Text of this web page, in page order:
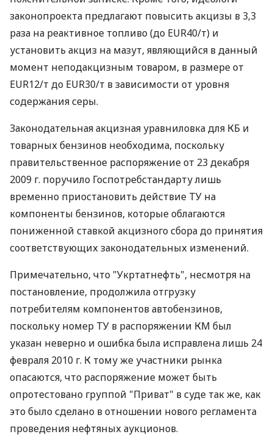
законопроекта предлагают повысить акцизы в 3,3
раза на реактивное топливо (до EUR40/т) и
установить акциз на мазут, являющийся в данный
момент неподакцизным товаром, в размере от
EUR12/т до EUR30/т в зависимости от уровня
содержания серы.
Законодательная акцизная уравниловка для КБ и
товарных бензинов необходима, поскольку
правительственное распоряжение от 23 декабря
2009 г. поручило Госпотребстандарту лишь
временно приостановить действие ТУ на
компоненты бензинов, которые облагаются
пониженной ставкой акцизного сбора до принятия
соответствующих законодательных изменений.
Примечательно, что "Укртатнефть", несмотря на
постановление, продолжила отгрузку
потребителям компонентов автобензинов,
поскольку номер ТУ в распоряжении КМ был
указан неверно и ошибка была исправлена лишь 24
февраля 2010 г. К тому же участники рынка
опасаются, что распоряжение может быть
опротестовано группой "Приват" в суде так же, как
это было сделано в отношении нового регламента
проведения нефтяных аукционов.